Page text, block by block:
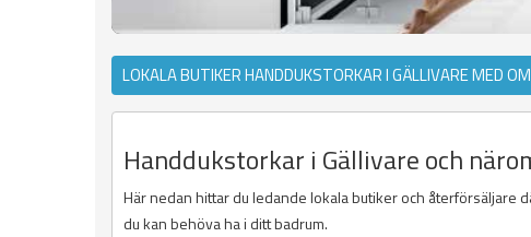
LOKALA BUTIKER HANDDUKSTORKAR I GÄLLIVARE MED
Handdukstorkar i Gällivare och
Här nedan hittar du ledande lokala butiker och återförsäljare
du kan behöva ha i ditt badrum.